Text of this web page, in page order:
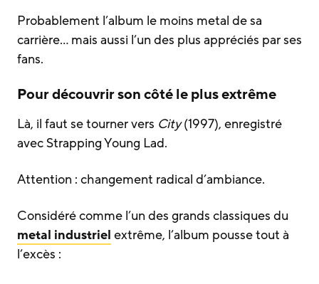
Probablement l’album le moins metal de sa
carrière… mais aussi l’un des plus appréciés par ses
fans.
Pour découvrir son côté le plus extrême
Là, il faut se tourner vers City(1997), enregistré
avec Strapping Young Lad.
Attention : changement radical d’ambiance.
Considéré comme l’un des grands classiques du
metal industriel extrême, l’album pousse tout à
l’excès :